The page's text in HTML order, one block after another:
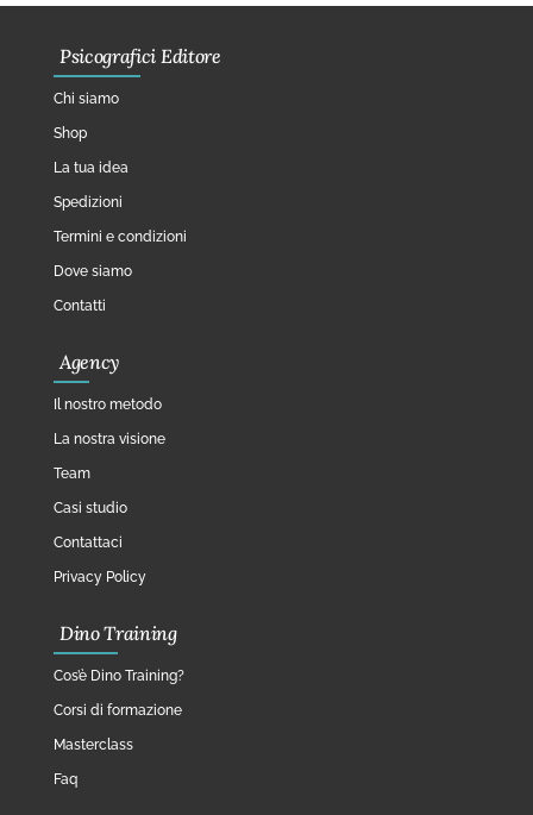
Psicografici Editore
Chi siamo
Shop
La tua idea
Spedizioni
Termini e condizioni
Dove siamo
Contatti
Agency
Il nostro metodo
La nostra visione
Team
Casi studio
Contattaci
Privacy Policy
Dino Training
Cos’è Dino Training?
Corsi di formazione
Masterclass
Faq